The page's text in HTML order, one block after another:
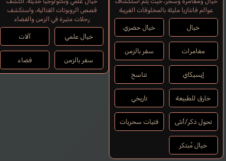
عوالم فانتازيا مليئة بالمخلوقات الغريبة
خيال خيال حضري
مغامرات سفر بالزمن
إيسيكاي تناسخ
خارق للطبيعة تاريخي
تحول ذكر/أنثى فتيات سحريات
خيال مُبتكر
قصص الروبوتات القتالية، واستكشف
رحلات مثيرة في الزمن والفضاء
خيال علمي آلات
سفر بالزمن فضاء